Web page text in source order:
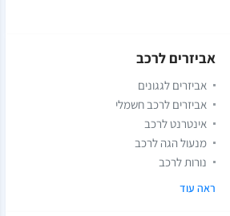
אביזרים לרכב
אביזרים לגגונים
אביזרים לרכב חשמלי
אינטרנט לרכב
מנעול הגה לרכב
נורות לרכב
ראה עוד